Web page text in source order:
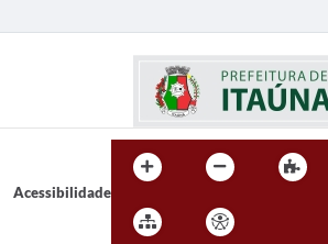
Acessibilidade